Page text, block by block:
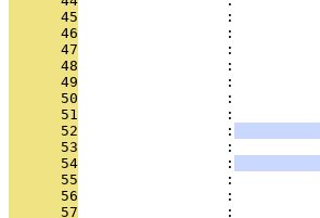
      45
:
      46
:
      47
:
      48
:
      49
:
      50
:
      51
:
      52
                 :
      53
:
      54
                 :
      55
:
      56
:
      57
: